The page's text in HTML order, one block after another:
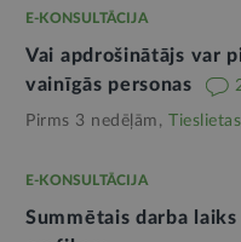
E-KONSULTĀCIJA
Vai apdrošinātājs var
vainīgās personas
Pirms 3 nedēļām, Tieslietas
E-KONSULTĀCIJA
Summētais darba